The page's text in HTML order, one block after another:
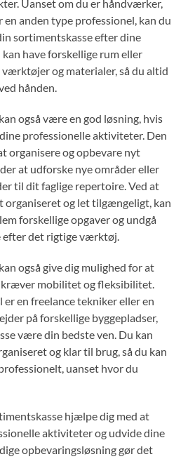
Uanset om du er håndværker,
en anden type professionel, kan du
sortimentskasse efter dine
have forskellige rum eller
og materialer, så du altid
hånden.
også være en god løsning, hvis
professionelle aktiviteter. Den
organisere og opbevare nyt
at udforske nye områder eller
til dit faglige repertoire. Ved at
organiseret og let tilgængeligt, kan
forskellige opgaver og undgå
efter det rigtige værktøj.
også give dig mulighed for at
kræver mobilitet og fleksibilitet.
er en freelance tekniker eller en
på forskellige byggepladser,
være din bedste ven. Du kan
og klar til brug, så du kan
uanset hvor du
hjælpe dig med at
aktiviteter og udvide dine
opbevaringsløsning gør det